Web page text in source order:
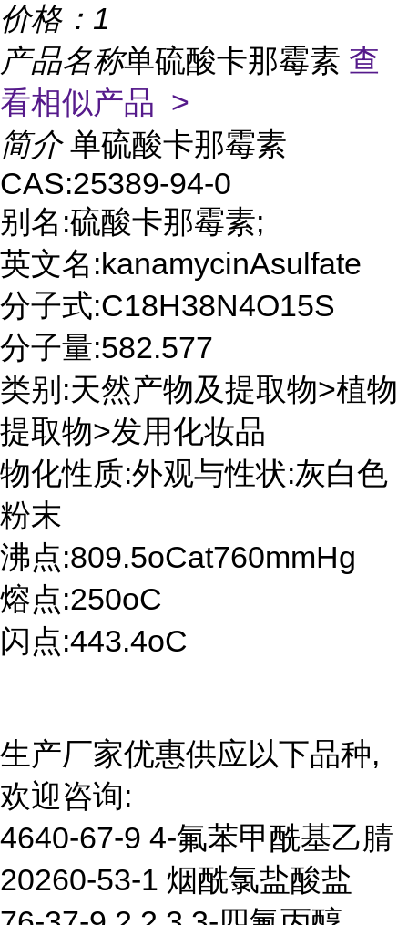
价格： 1
产品名称单硫酸卡那霉素 查
看相似产品 >
简介 单硫酸卡那霉素
CAS:25389-94-0
别名:硫酸卡那霉素;
英文名:kanamycinAsulfate
分子式:C18H38N4O15S
分子量:582.577
类别:天然产物及提取物>植物
提取物>发用化妆品
物化性质:外观与性状:灰白色
粉末
沸点:809.5oCat760mmHg
熔点:250oC
闪点:443.4oC
生产厂家优惠供应以下品种,
欢迎咨询:
4640-67-9 4-氟苯甲酰基乙腈
20260-53-1 烟酰氯盐酸盐